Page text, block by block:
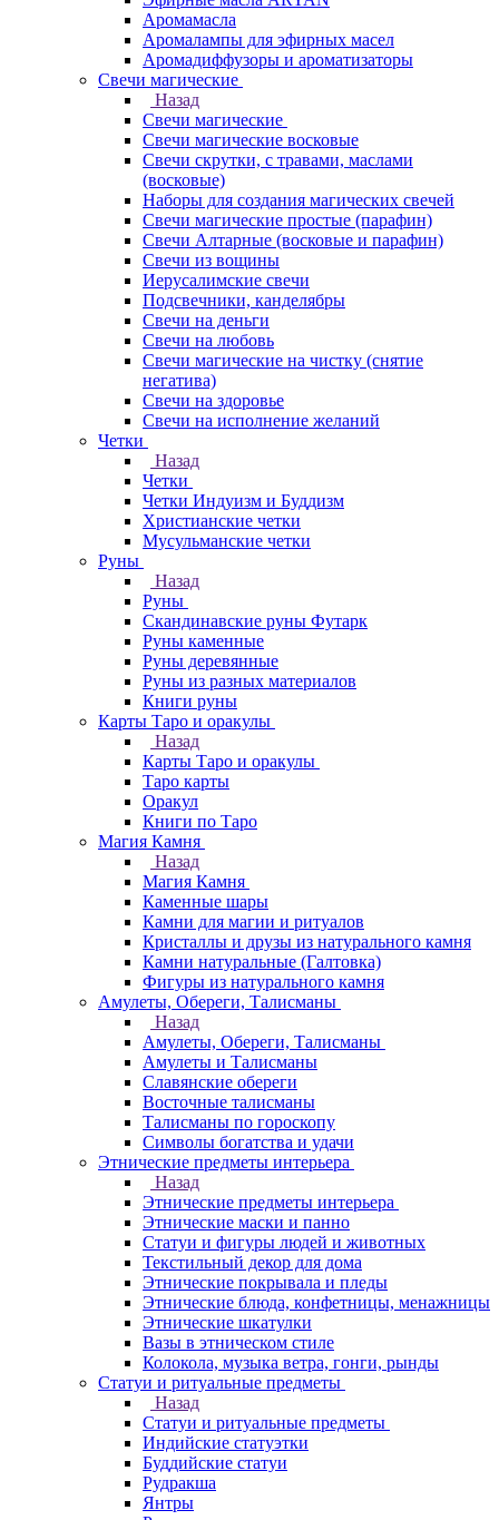
Аромамасла
Аромалампы для эфирных масел
Аромадиффузоры и ароматизаторы
Свечи магические
Назад
Свечи магические
Свечи магические восковые
Свечи скрутки, с травами, маслами
(восковые)
Наборы для создания магических свечей
Свечи магические простые (парафин)
Свечи Алтарные (восковые и парафин)
Свечи из вощины
Иерусалимские свечи
Подсвечники, канделябры
Свечи на деньги
Свечи на любовь
Свечи магические на чистку (снятие
негатива)
Свечи на здоровье
Свечи на исполнение желаний
Четки
Назад
Четки
Четки Индуизм и Буддизм
Христианские четки
Мусульманские четки
Руны
Назад
Руны
Скандинавские руны Футарк
Руны каменные
Руны деревянные
Руны из разных материалов
Книги руны
Карты Таро и оракулы
Назад
Карты Таро и оракулы
Таро карты
Оракул
Книги по Таро
Магия Камня
Назад
Магия Камня
Каменные шары
Камни для магии и ритуалов
Кристаллы и друзы из натурального камня
Камни натуральные (Галтовка)
Фигуры из натурального камня
Амулеты, Обереги, Талисманы
Назад
Амулеты, Обереги, Талисманы
Амулеты и Талисманы
Славянские обереги
Восточные талисманы
Талисманы по гороскопу
Символы богатства и удачи
Этнические предметы интерьера
Назад
Этнические предметы интерьера
Этнические маски и панно
Статуи и фигуры людей и животных
Текстильный декор для дома
Этнические покрывала и пледы
Этнические блюда, конфетницы, менажницы
Этнические шкатулки
Вазы в этническом стиле
Колокола, музыка ветра, гонги, рынды
Статуи и ритуальные предметы
Назад
Статуи и ритуальные предметы
Индийские статуэтки
Буддийские статуи
Рудракша
Янтры